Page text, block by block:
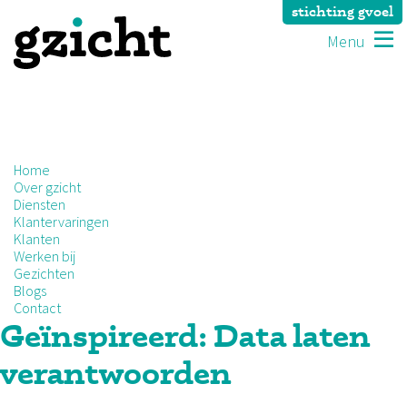
Menu
stichting gvoel
Home
Over gzicht
Diensten
Klantervaringen
Klanten
Werken bij
Gezichten
Blogs
Contact
Geïnspireerd: Data laten
verantwoorden